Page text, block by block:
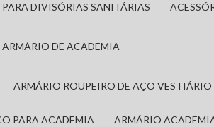
PARA DIVISÓRIAS SANITÁRIAS
ARMÁRIO DE ACADEMIA
ARMÁRIO ROUPEIRO DE AÇO
PARA ACADEMIA ARMÁRIO